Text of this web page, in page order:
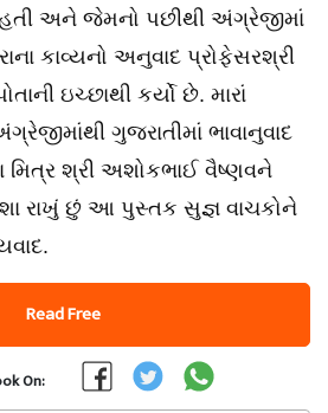
અને જેમનો પછીથી અંગ્રેજીમાં
કાવ્યનો અનુવાદ પ્રોફેસરશ્રી
ઇચ્છાથી કર્યો છે. મારાં
ગુજરાતીમાં ભાવાનુવાદ
મિત્ર શ્રી અશોકભાઈ વૈષ્ણવને
રાખું છું આ પુસ્તક સુજ્ઞ વાચકોને
Read Free
On: